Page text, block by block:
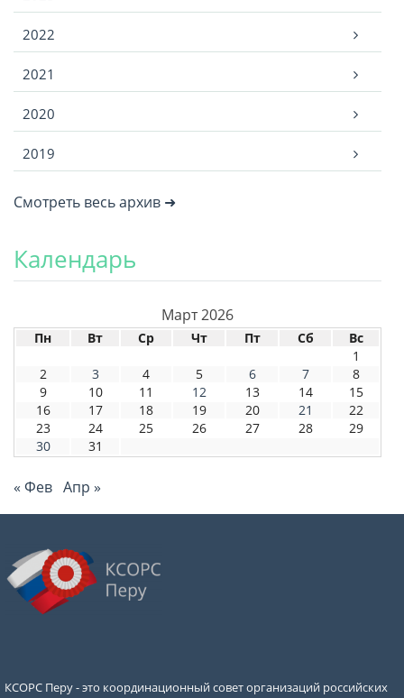
2022
2021
2020
2019
Смотреть весь архив ➜
Календарь
Март 2026
Пн Вт Ср Чт Пт Сб
Вс
1
2
3 4 5 6 7
8
9
10 11 12 13 14
15
16
17 18 19 20 21
22
23
24 25 26 27 28
29
30
31
« Фев Апр »
КСОРС Перу - это координационный совет организаций российских